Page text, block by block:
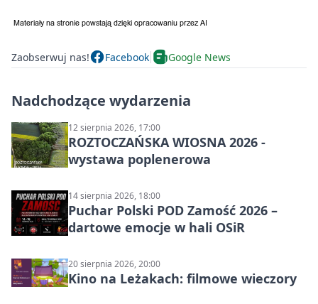
Zaobserwuj nas! Facebook Google News
Nadchodzące wydarzenia
12 sierpnia 2026, 17:00
ROZTOCZAŃSKA WIOSNA 2026 -
wystawa poplenerowa
14 sierpnia 2026, 18:00
Puchar Polski POD Zamość 2026 –
dartowe emocje w hali OSiR
20 sierpnia 2026, 20:00
Kino na Leżakach: filmowe wieczory